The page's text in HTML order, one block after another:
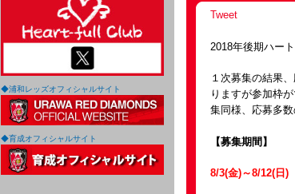
Tweet
2018年後期ハー
１次募集の結果
りますが参加枠
集同様、応募多数
【募集期間】
8/3(金)～8/12(日)
◆浦和レッズオフィシャルサイト
◆育成オフィシャルサイト